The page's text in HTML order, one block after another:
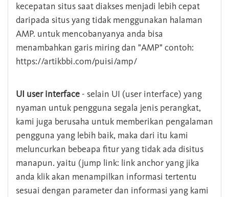
kecepatan situs saat diakses menjadi lebih cepat
daripada situs yang tidak menggunakan halaman
AMP. untuk mencobanyanya anda bisa
menambahkan garis miring dan "AMP" contoh:
https://artikbbi.com/puisi/amp/
UI user interface - selain UI (user interface) yang
nyaman untuk pengguna segala jenis perangkat,
kami juga berusaha untuk memberikan pengalaman
pengguna yang lebih baik, maka dari itu kami
meluncurkan bebeapa fitur yang tidak ada disitus
manapun. yaitu (jump link: link anchor yang jika
anda klik akan menampilkan informasi tertentu
sesuai dengan parameter dan informasi yang kami